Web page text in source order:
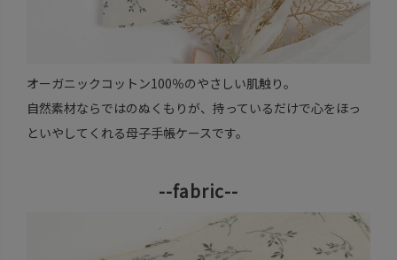
オーガニックコットン100％のやさしい肌触り。
自然素材ならではのぬくもりが、持っているだけで心をほっ
といやしてくれる母子手帳ケースです。
--fabric--